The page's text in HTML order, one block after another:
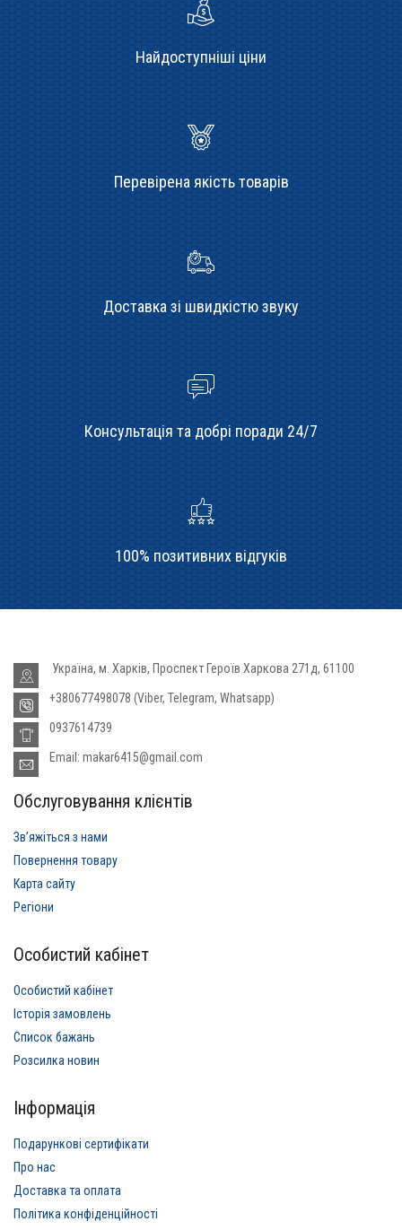
Найдоступніші ціни
Перевірена якість товарів
Доставка зі швидкістю звуку
Консультація та добрі поради 24/7
100% позитивних відгуків
Україна, м. Харків, Проспект Героїв Харкова 271д, 61100
+380677498078 (Viber, Telegram, Whatsapp)
0937614739
Email: makar6415@gmail.com
Обслуговування клієнтів
Звʼяжіться з нами
Повернення товару
Карта сайту
Регіони
Особистий кабінет
Особистий кабінет
Історія замовлень
Список бажань
Розсилка новин
Інформація
Подарункові сертифікати
Про нас
Доставка та оплата
Політика конфіденційності